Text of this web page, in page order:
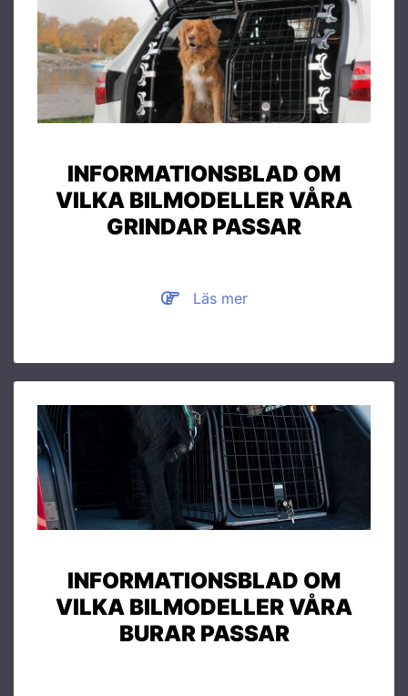
INFORMATIONSBLAD OM
VILKA BILMODELLER VÅRA
GRINDAR PASSAR
Läs mer
INFORMATIONSBLAD OM
VILKA BILMODELLER VÅRA
BURAR PASSAR